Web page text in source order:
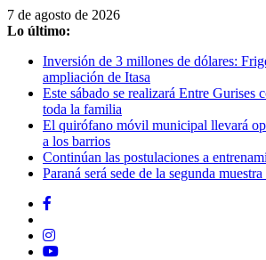
Saltar
al
7 de agosto de 2026
Lo último:
Inversión de 3 millones de dólares:
ampliación de Itasa
Este sábado se realizará Entre Gurises
toda la familia
El quirófano móvil municipal llevará
a los barrios
Continúan las postulaciones a
Paraná será sede de la segunda